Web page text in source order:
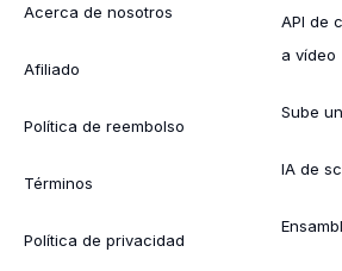
Acerca de nosotros
Afiliado
Política de reembolso
Términos
Política de privacidad
API de
a vídeo
Sube
IA de